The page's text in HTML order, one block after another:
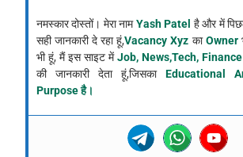
नमस्कार दोस्तों। मेरा नामYash Patel है और में
सही जानकारी दे रहा हूं,Vacancy Xyz काOwner
भी हूं, मैं इस साइट मेंJob, News,Tech, Finance
की जानकारी देता हूं,जिसका Educational
Purpose है।